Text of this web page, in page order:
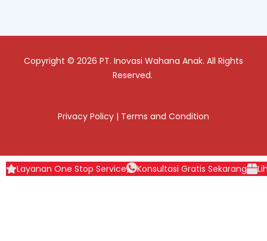
Copyright © 2026 PT. Inovasi Wahana Anak. All Rights
Reserved.
Privacy Policy | Terms and Condition
Layanan One Stop Service Konsultasi Gratis Sekarang